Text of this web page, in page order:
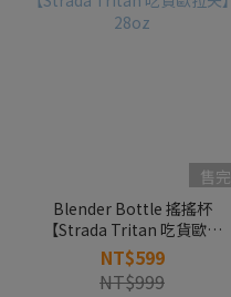
售完
Blender Bottle 搖搖杯
【Strada Tritan 吃貨歐拉
夫】28oz
NT$599
NT$999